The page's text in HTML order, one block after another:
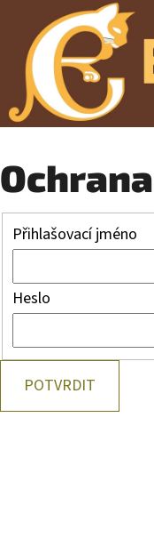
Přihlašovací jméno
Heslo
POTVRDIT